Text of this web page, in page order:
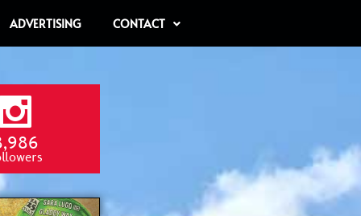
ADVERTISING CONTACT